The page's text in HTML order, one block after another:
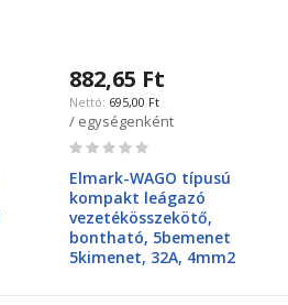
882,65 Ft
695,00 Ft
/ egységenként
Rating:
Elmark-WAGO típusú
kompakt leágazó
vezetékösszekötő,
bontható, 5bemenet
5kimenet, 32A, 4mm2